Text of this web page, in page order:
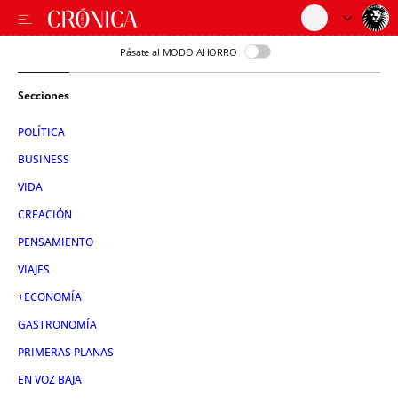
Pásate al MODO AHORRO
Secciones
POLÍTICA
BUSINESS
VIDA
CREACIÓN
PENSAMIENTO
VIAJES
+ECONOMÍA
GASTRONOMÍA
PRIMERAS PLANAS
EN VOZ BAJA